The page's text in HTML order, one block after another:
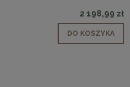
2 198,99 zł
DO KOSZYKA